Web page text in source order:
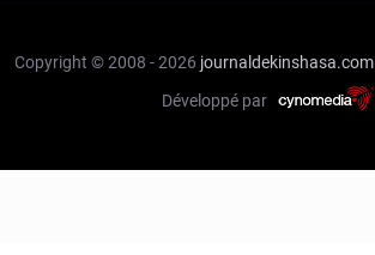
Copyright © 2008 - 2026 journaldekinshasa.com
Développé par